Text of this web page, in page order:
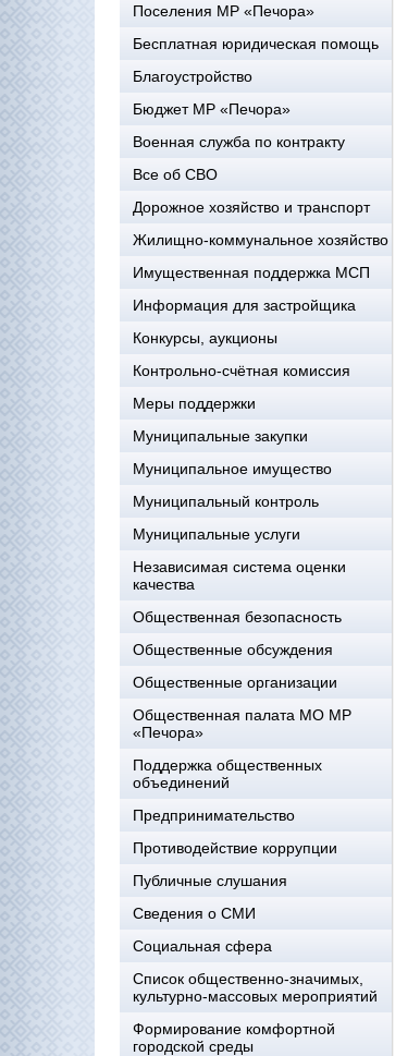
Поселения МР «Печора»
Бесплатная юридическая помощь
Благоустройство
Бюджет МР «Печора»
Военная служба по контракту
Все об СВО
Дорожное хозяйство и транспорт
Жилищно-коммунальное хозяйство
Имущественная поддержка МСП
Информация для застройщика
Конкурсы, аукционы
Контрольно-счётная комиссия
Меры поддержки
Муниципальные закупки
Муниципальное имущество
Муниципальный контроль
Муниципальные услуги
Независимая система оценки
качества
Общественная безопасность
Общественные обсуждения
Общественные организации
Общественная палата МО МР
«Печора»
Поддержка общественных
объединений
Предпринимательство
Противодействие коррупции
Публичные слушания
Сведения о СМИ
Социальная сфера
Список общественно-значимых,
культурно-массовых мероприятий
Формирование комфортной
городской среды